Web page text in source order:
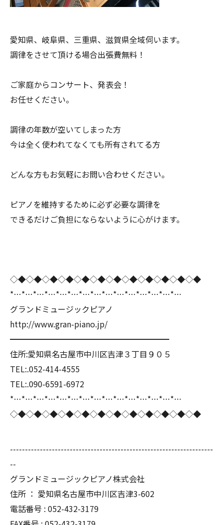
愛知県、岐阜県、三重県、滋賀県全域伺います。
調律をさせて頂ける場合出張費無料！
ご家庭からコンサート、発表会！
お任せください。
調律の年数が空いてしまった方
今は全く使われてなくても所有されてる方
どんな方もお気軽にお問い合わせください。
ピアノを維持するために必ず必要な調律を
できるだけご負担にならないように心がけます。
◇◆◇◆◇◆◇◆◇◆◇◆◇◆◇◆◇◆◇◆◇◆◇◆
*…*…*…*…*…*…*…*…*…*…*…*…*…*…*…
グランドミュージックピアノ
http://www.gran-piano.jp/
━━━━━━━━━━━━━━━━━━━━
住所:愛知県名古屋市中川区吉津３丁目９０５
TEL:.052-414-4555
TEL:.090-6591-6972
*…*…*…*…*…*…*…*…*…*…*…*…*…*…*…
◇◆◇◆◇◆◇◆◇◆◇◆◇◆◇◆◇◆◇◆◇◆◇◆
--------------------------------------------------------------------
--
グランドミュージックピアノ株式会社
住所 ： 愛知県名古屋市中川区吉津3-602
電話番号 : 052-432-3179